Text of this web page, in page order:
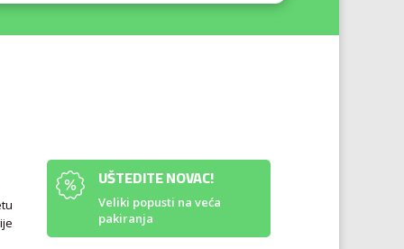
UŠTEDITE NOVAC!
Veliki popusti na veća
pakiranja